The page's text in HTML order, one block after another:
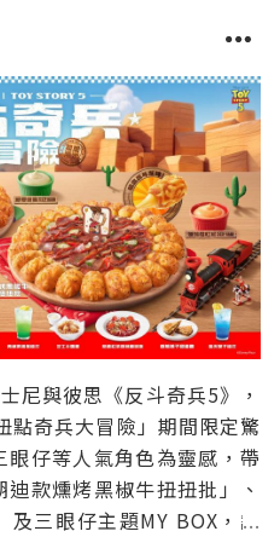
尼與彼思《反斗奇兵5》，
點奇兵大冒險」期間限定驚
仔等人氣角色為靈感，帶
款燻烤黑椒牛扭扭批」、
及三眼仔主題MY BOX，讓